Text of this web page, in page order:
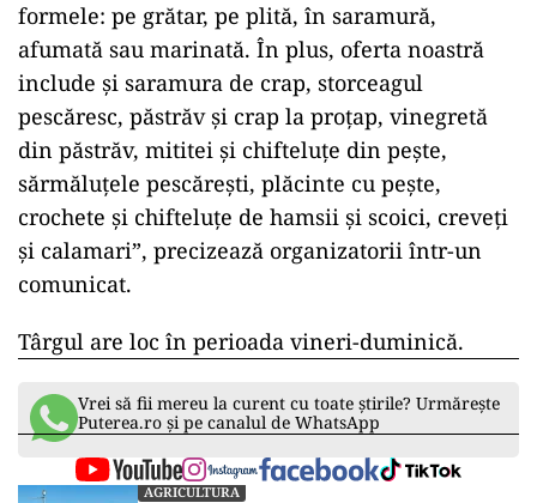
formele: pe grătar, pe plită, în saramură,
afumată sau marinată. În plus, oferta noastră
include şi saramura de crap, storceagul
pescăresc, păstrăv şi crap la proţap, vinegretă
din păstrăv, mititei şi chifteluţe din peşte,
sărmăluţele pescăreşti, plăcinte cu peşte,
crochete şi chifteluţe de hamsii şi scoici, creveţi
şi calamari”, precizează organizatorii într-un
comunicat.
Târgul are loc în perioada vineri-duminică.
Vrei să fii mereu la curent cu toate știrile? Urmărește
Puterea.ro și pe canalul de WhatsApp
AGRICULTURA